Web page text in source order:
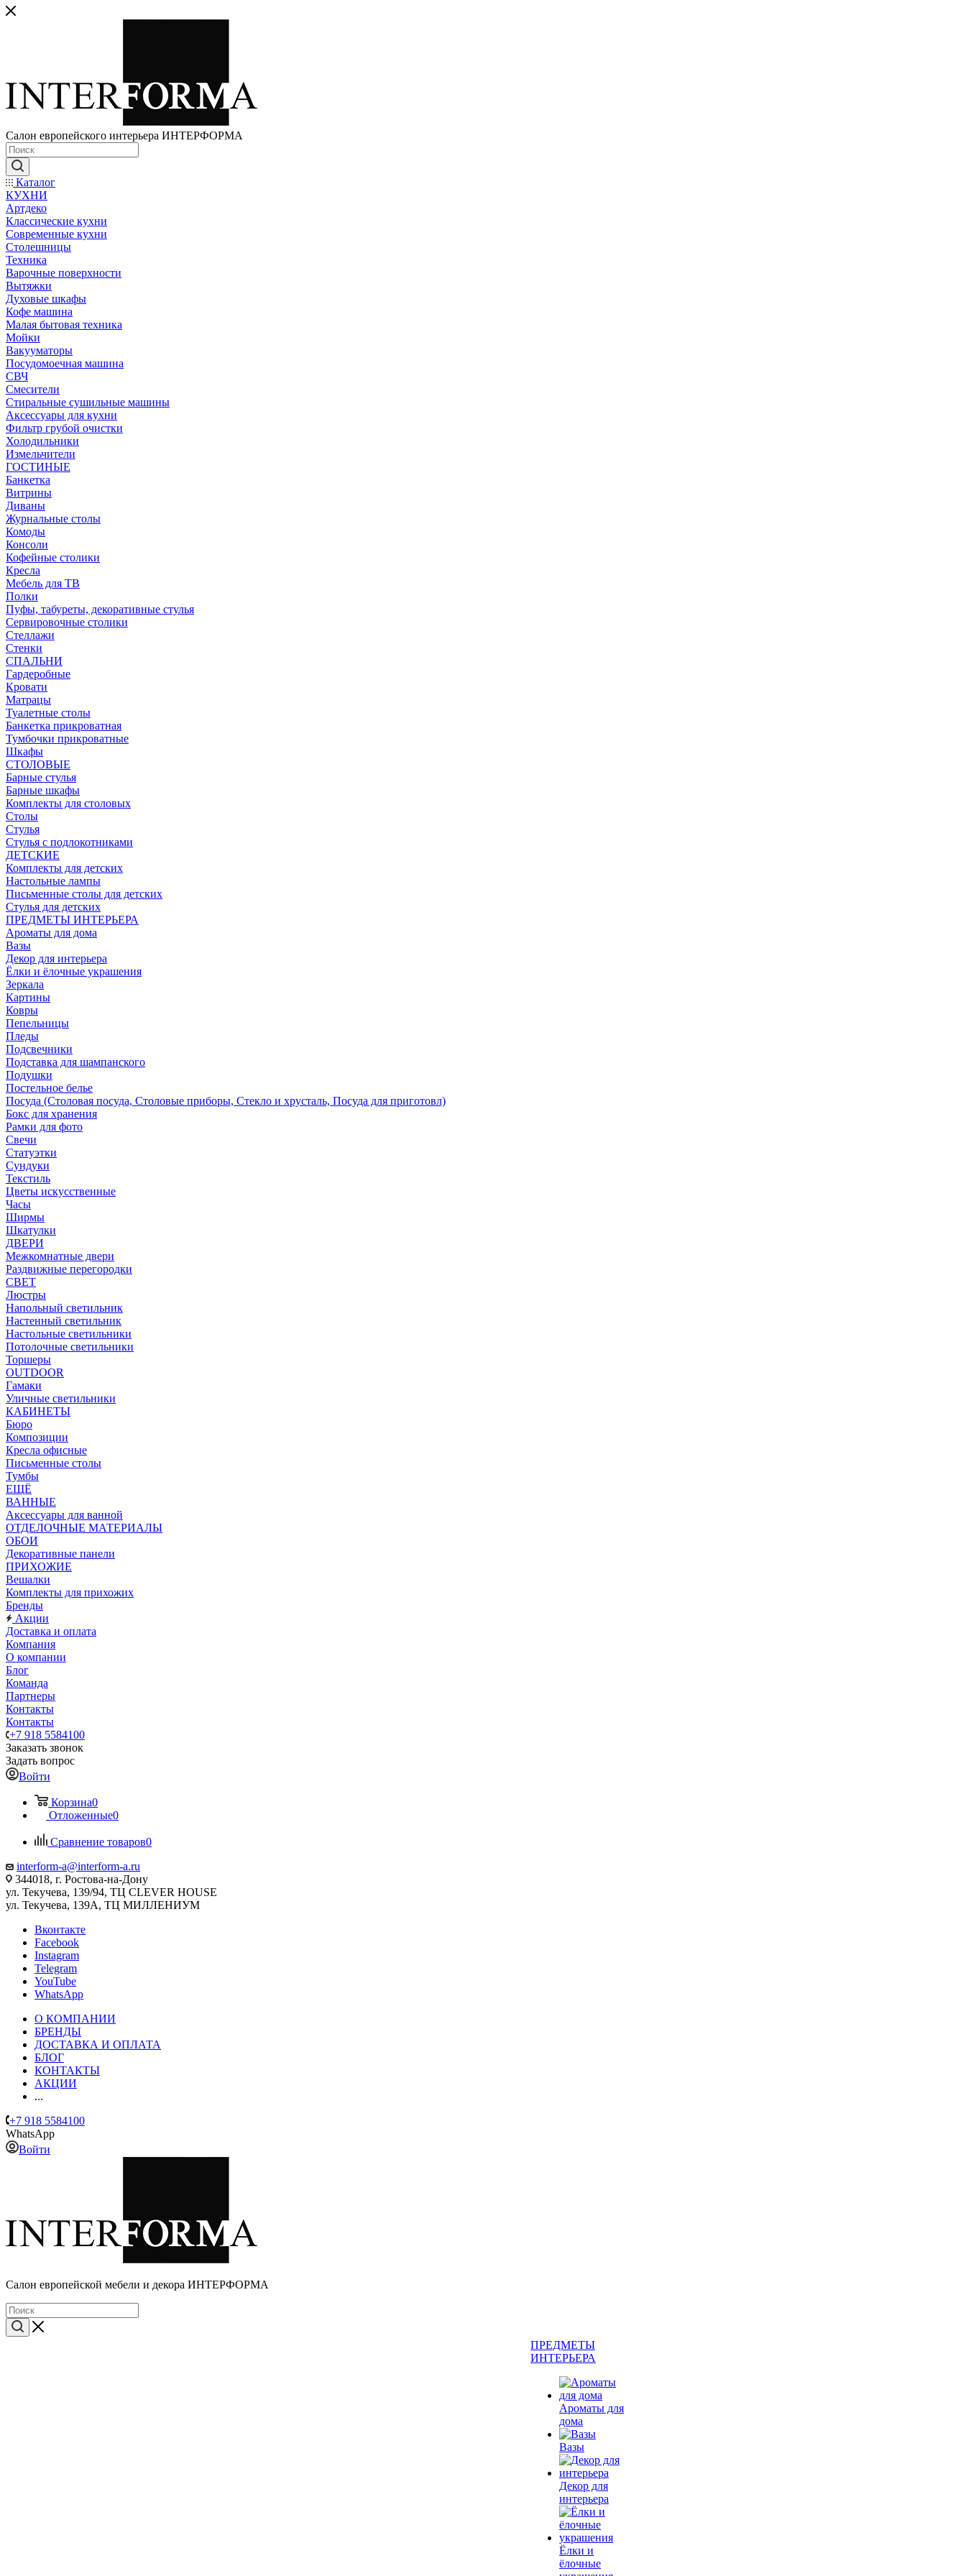
Салон европейского интерьера ИНТЕРФОРМА
Каталог
КУХНИ
Артдеко
Классические кухни
Современные кухни
Столешницы
Техника
Варочные поверхности
Вытяжки
Духовые шкафы
Кофе машина
Малая бытовая техника
Мойки
Вакууматоры
Посудомоечная машина
СВЧ
Смесители
Стиральные сушильные машины
Аксессуары для кухни
Фильтр грубой очистки
Холодильники
Измельчители
ГОСТИНЫЕ
Банкетка
Витрины
Диваны
Журнальные столы
Комоды
Консоли
Кофейные столики
Кресла
Мебель для ТВ
Полки
Пуфы, табуреты, декоративные стулья
Сервировочные столики
Стеллажи
Стенки
СПАЛЬНИ
Гардеробные
Кровати
Матрацы
Туалетные столы
Банкетка прикроватная
Тумбочки прикроватные
Шкафы
СТОЛОВЫЕ
Барные стулья
Барные шкафы
Комплекты для столовых
Столы
Стулья
Стулья с подлокотниками
ДЕТСКИЕ
Комплекты для детских
Настольные лампы
Письменные столы для детских
Стулья для детских
ПРЕДМЕТЫ ИНТЕРЬЕРА
Ароматы для дома
Вазы
Декор для интерьера
Ёлки и ёлочные украшения
Зеркала
Картины
Ковры
Пепельницы
Пледы
Подсвечники
Подставка для шампанского
Подушки
Постельное белье
Посуда (Столовая посуда, Столовые приборы, Стекло и хрусталь, Посуда для приготовл)
Бокс для хранения
Рамки для фото
Свечи
Статуэтки
Сундуки
Текстиль
Цветы искусственные
Часы
Ширмы
Шкатулки
ДВЕРИ
Межкомнатные двери
Раздвижные перегородки
СВЕТ
Люстры
Напольный светильник
Настенный светильник
Настольные светильники
Потолочные светильники
Торшеры
OUTDOOR
Гамаки
Уличные светильники
КАБИНЕТЫ
Бюро
Композиции
Кресла офисные
Письменные столы
Тумбы
ЕЩЁ
ВАННЫЕ
Аксессуары для ванной
ОТДЕЛОЧНЫЕ МАТЕРИАЛЫ
ОБОИ
Декоративные панели
ПРИХОЖИЕ
Вешалки
Комплекты для прихожих
Бренды
Акции
Доставка и оплата
Компания
О компании
Блог
Команда
Партнеры
Контакты
Контакты
+7 918 5584100
Заказать звонок
Задать вопрос
Войти
Корзина0
Отложенные0
Сравнение товаров0
interform-a@interform-a.ru
344018, г. Ростова-на-Дону
ул. Текучева, 139/94, ТЦ CLEVER HOUSE
ул. Текучева, 139А, ТЦ МИЛЛЕНИУМ
Вконтакте
Facebook
Instagram
Telegram
YouTube
WhatsApp
О КОМПАНИИ
БРЕНДЫ
ДОСТАВКА И ОПЛАТА
БЛОГ
КОНТАКТЫ
АКЦИИ
...
+7 918 5584100
WhatsApp
Войти
Cалон европейской мебели и декора ИНТЕРФОРМА
ПРЕДМЕТЫ
ИНТЕРЬЕРА
Ароматы для
дома
Вазы
Декор для
интерьера
Ёлки и
ёлочные